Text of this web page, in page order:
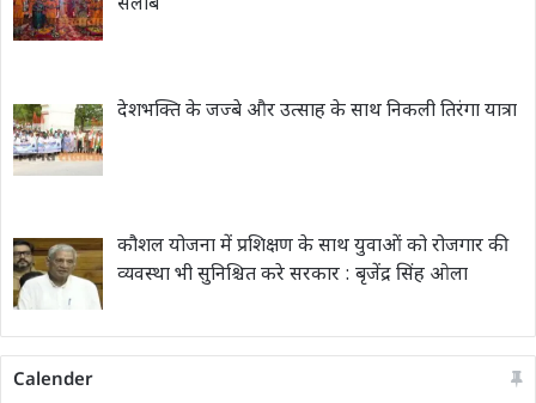
सैलाब
देशभक्ति के जज्बे और उत्साह के साथ निकली तिरंगा यात्रा
कौशल योजना में प्रशिक्षण के साथ युवाओं को रोजगार की
व्यवस्था भी सुनिश्चित करे सरकार : बृजेंद्र सिंह ओला
Calender